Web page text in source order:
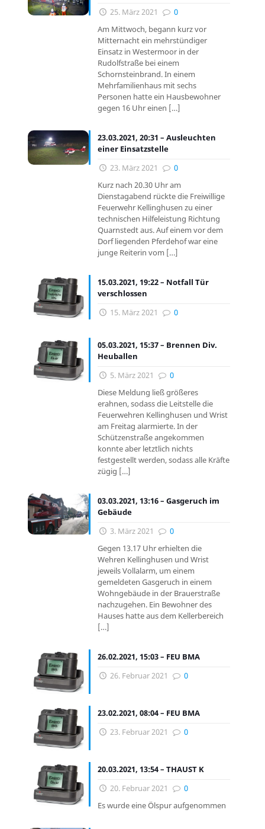
25. März 2021
0
Am Mittwoch, begann kurz vor
Mitternacht ein mehrstündiger
Einsatz in Westermoor in der
Rudolfstraße bei einem
Schornsteinbrand. In einem
Mehrfamilienhaus mit sechs
Personen hatte ein Hausbewohner
gegen 16 Uhr einen […]
23.03.2021, 20:31 – Ausleuchten
einer Einsatzstelle
23. März 2021
0
Kurz nach 20.30 Uhr am
Dienstagabend rückte die Freiwillige
Feuerwehr Kellinghusen zu einer
technischen Hilfeleistung Richtung
Quarnstedt aus. Auf einem vor dem
Dorf liegenden Pferdehof war eine
junge Reiterin vom […]
15.03.2021, 19:22 – Notfall Tür
verschlossen
15. März 2021
0
05.03.2021, 15:37 – Brennen Div.
Heuballen
5. März 2021
0
Diese Meldung ließ größeres
erahnen, sodass die Leitstelle die
Feuerwehren Kellinghusen und Wrist
am Freitag alarmierte. In der
Schützenstraße angekommen
konnte aber letztlich nichts
festgestellt werden, sodass alle Kräfte
zügig […]
03.03.2021, 13:16 – Gasgeruch im
Gebäude
3. März 2021
0
Gegen 13.17 Uhr erhielten die
Wehren Kellinghusen und Wrist
jeweils Vollalarm, um einem
gemeldeten Gasgeruch in einem
Wohngebäude in der Brauerstraße
nachzugehen. Ein Bewohner des
Hauses hatte aus dem Kellerbereich
[…]
26.02.2021, 15:03 – FEU BMA
26. Februar 2021
0
23.02.2021, 08:04 – FEU BMA
23. Februar 2021
0
20.03.2021, 13:54 – THAUST K
20. Februar 2021
0
Es wurde eine Ölspur aufgenommen